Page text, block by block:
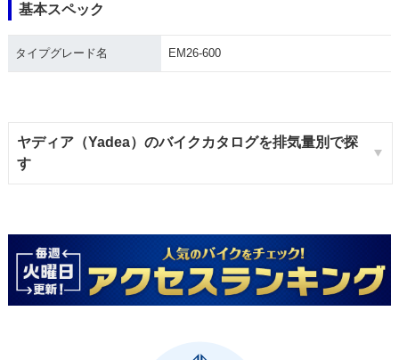
基本スペック
タイプグレード名 EM26-600
ヤディア（Yadea）のバイクカタログを排気量別で探
す